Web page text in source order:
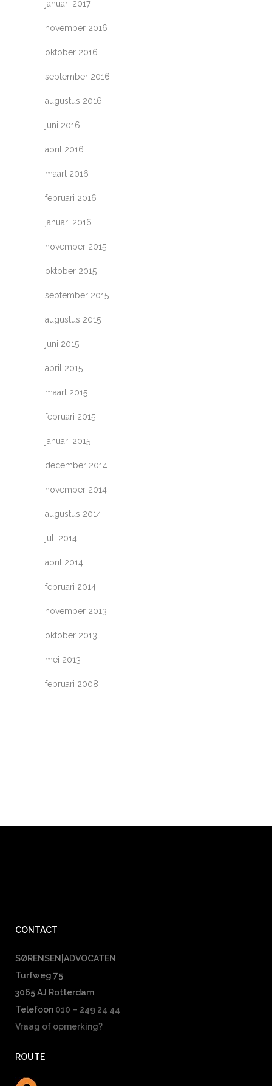
januari 2017
november 2016
oktober 2016
september 2016
augustus 2016
juni 2016
april 2016
maart 2016
februari 2016
januari 2016
november 2015
oktober 2015
september 2015
augustus 2015
juni 2015
april 2015
maart 2015
februari 2015
januari 2015
december 2014
november 2014
augustus 2014
juli 2014
april 2014
februari 2014
november 2013
oktober 2013
mei 2013
februari 2008
CONTACT
SØRENSEN|ADVOCATEN
Turfweg 75
3065 AJ Rotterdam
Telefoon 010 – 249 24 44
Vraag of opmerking?
ROUTE